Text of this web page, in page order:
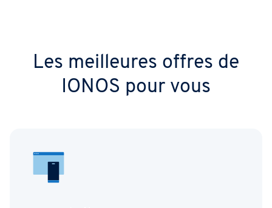
Les meilleures offres de
IONOS pour vous